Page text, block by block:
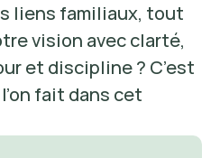
liens familiaux, tout
vision avec clarté,
et discipline ? C’est
fait dans cet